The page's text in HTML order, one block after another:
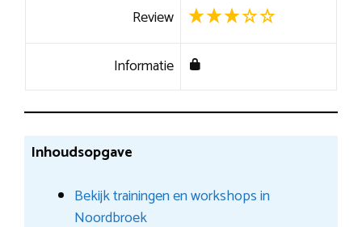
Review
Informatie
Inhoudsopgave
Bekijk trainingen en workshops in
Noordbroek